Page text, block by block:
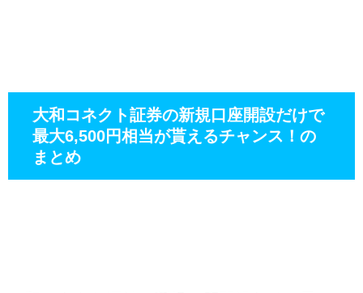
大和コネクト証券の新規口座開設だけで
最大6,500円相当が貰えるチャンス！の
まとめ